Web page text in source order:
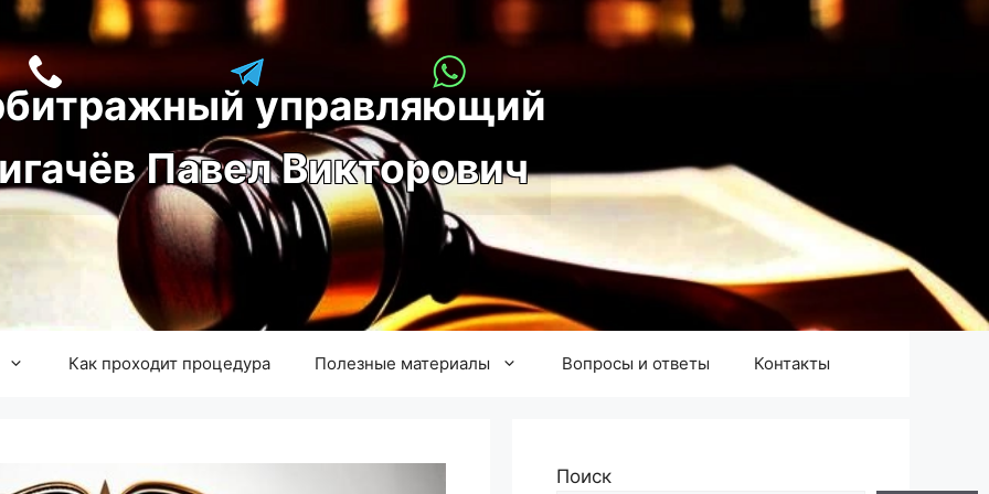
управляющий
игачёв Павел Викторович
Как проходит процедура Полезные материалы Вопросы и ответы Контакты
Поиск